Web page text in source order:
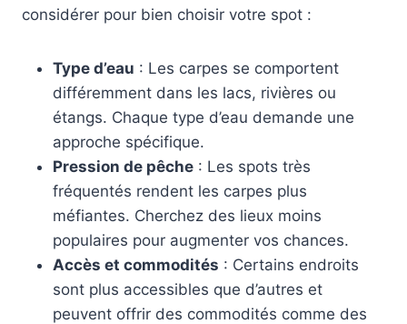
considérer pour bien choisir votre spot :
Type d’eau : Les carpes se comportent
différemment dans les lacs, rivières ou
étangs. Chaque type d’eau demande une
approche spécifique.
Pression de pêche : Les spots très
fréquentés rendent les carpes plus
méfiantes. Cherchez des lieux moins
populaires pour augmenter vos chances.
Accès et commodités : Certains endroits
sont plus accessibles que d’autres et
peuvent offrir des commodités comme des